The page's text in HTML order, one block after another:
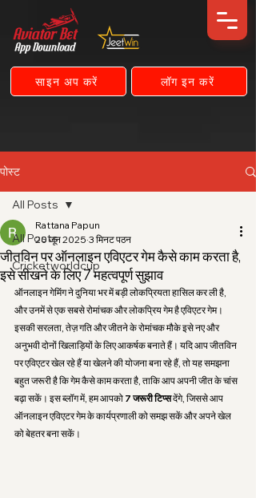
साइन अप करें लॉग इन करें
पोस्ट
All Posts
Cricketworldcup
All Posts
जीतविन पर ऑनलाइन एविएटर गेम कैसे काम करता है,
इसे सीखने के लिए 7 महत्वपूर्ण सुझाव
Rattana Papun
20 जून 2025 3 मिनट पठन
ऑनलाइन गेमिंग ने दुनिया भर में बड़ी लोकप्रियता हासिल कर ली है,
और उनमें से एक सबसे रोमांचक और लोकप्रिय गेम है एविएटर गेम।
इसकी सरलता, तेज़ गति और जीतने के रोमांचक मौके इसे नए और
अनुभवी दोनों खिलाड़ियों के लिए आकर्षक बनाते हैं। यदि आप जीतविन
पर एविएटर खेल रहे हैं या खेलने की योजना बना रहे हैं, तो यह समझना
बहुत जरूरी है कि गेम कैसे काम करता है, ताकि आप अपनी जीत के चांस
बढ़ा सकें। इस ब्लॉग में, हम आपको 7 जरूरी टिप्स देंगे, जिससे आप
ऑनलाइन एविएटर गेम के कार्यप्रणाली को समझ सकें और अपने खेल
को बेहतर बना सकें।